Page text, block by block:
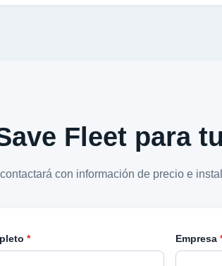
Fleet para
con información de precio e
* Empresa